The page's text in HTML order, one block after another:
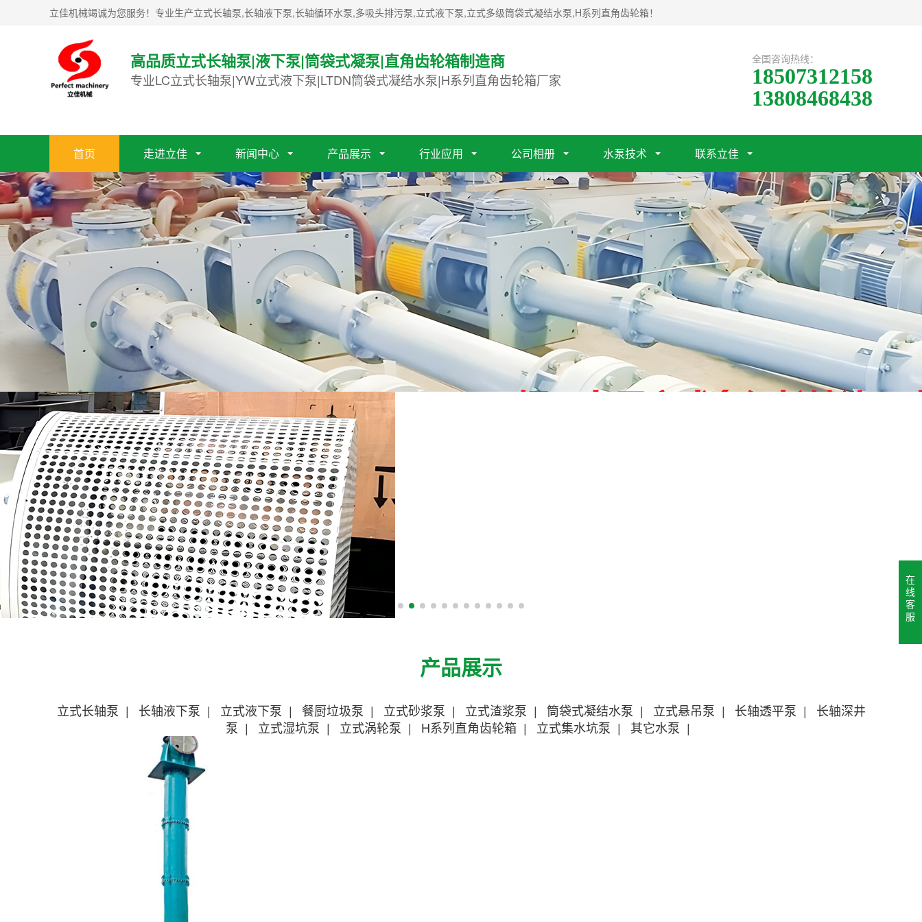
立佳机械竭诚为您服务！专业生产立式长轴泵,长轴液下泵,长轴循环水泵,多吸头排污泵,立式液下泵,立式多级筒袋式凝结水泵,H系列直角齿轮箱！
高品质立式长轴泵|液下泵|筒袋式凝泵|直角齿轮箱制造商
专业LC立式长轴泵|YW立式液下泵|LTDN筒袋式凝结水泵|H系列直角齿轮箱厂家
全国咨询热线：
18507312158
13808468438
首页 走进立佳 新闻中心 产品展示 行业应用 公司相册 水泵技术 联系立佳
产品展示
立式长轴泵 | 长轴液下泵 | 立式液下泵 | 餐厨垃圾泵 | 立式砂浆泵 | 立式渣浆泵 | 筒袋式凝结水泵 | 立式悬吊泵 | 长轴透平泵 |
长轴深井
泵 | 立式湿坑泵 | 立式涡轮泵 | H系列直角齿轮箱 | 立式集水坑泵 | 其它水泵 |
在
线
客
服